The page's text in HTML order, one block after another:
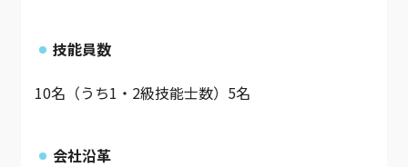
技能員数
10名（うち1・2級技能士数）5名
会社沿革